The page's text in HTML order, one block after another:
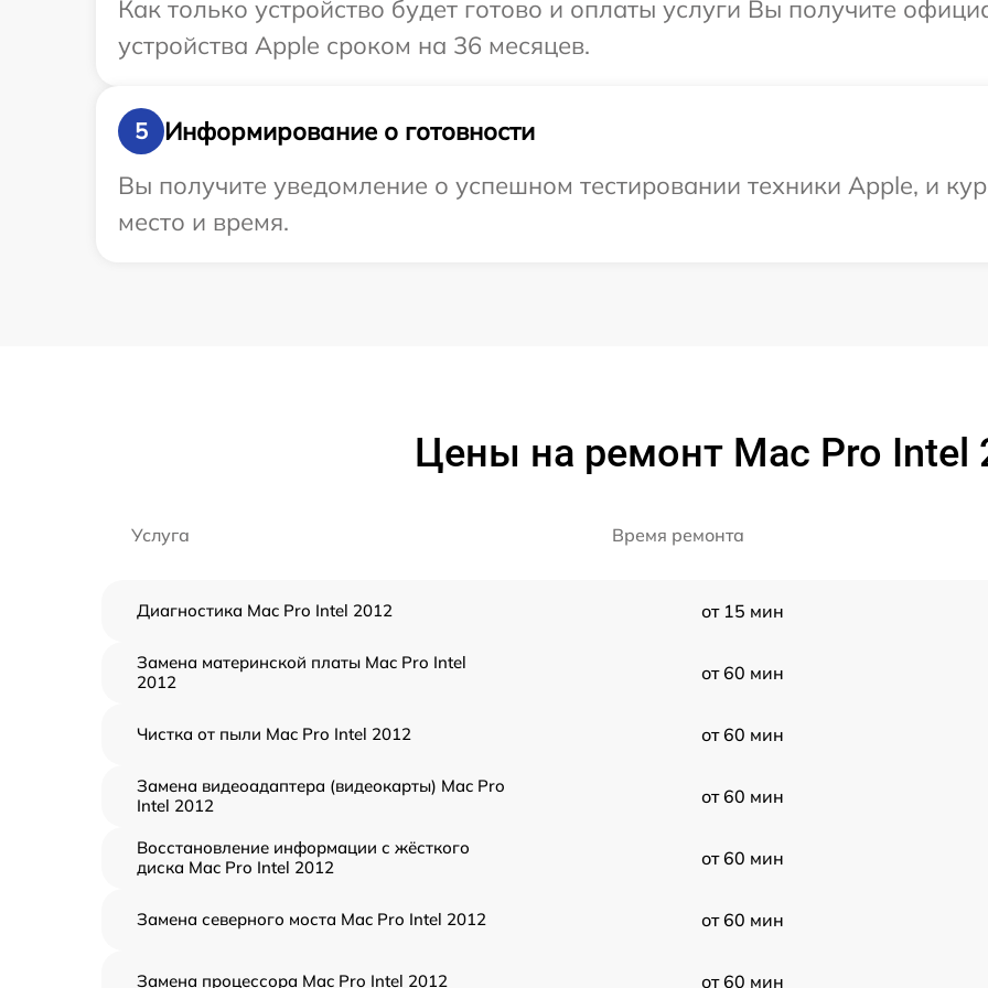
Как только устройство будет готово и оплаты услуги Вы получите
устройства Apple сроком на 36 месяцев.
5
Информирование о готовности
Вы получите уведомление о успешном тестировании техники Apple, и
место и время.
Цены на ремонт Mac Pro Intel
Услуга Время ремонта
Диагностика Mac Pro Intel 2012 от 15 мин
Замена материнской платы Mac Pro Intel
2012
от 60 мин
Чистка от пыли Mac Pro Intel 2012 от 60 мин
Замена видеоадаптера (видеокарты) Mac Pro
Intel 2012
от 60 мин
Восстановление информации с жёсткого
диска Mac Pro Intel 2012
от 60 мин
Замена северного моста Mac Pro Intel 2012 от 60 мин
Замена процессора Mac Pro Intel 2012 от 60 мин